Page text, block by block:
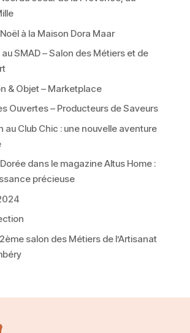
à la Maison Dora Maar
SMAD – Salon des Métiers et de
& Objet – Marketplace
Ouvertes – Producteurs de Saveurs
au Club Chic : une nouvelle aventure
dans le magazine Altus Home :
précieuse
salon des Métiers de l’Artisanat